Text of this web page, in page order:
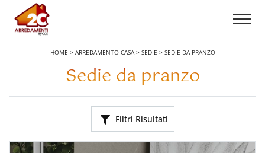
HOME > ARREDAMENTO CASA> SEDIE > SEDIE DA PRANZO
Sedie da pranzo
Filtri Risultati